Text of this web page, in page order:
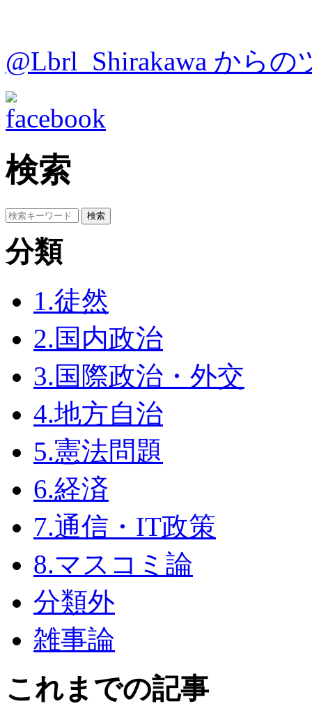
@Lbrl_Shirakawa からの
検索
分類
1.徒然
2.国内政治
3.国際政治・外交
4.地方自治
5.憲法問題
6.経済
7.通信・IT政策
8.マスコミ論
分類外
雑事論
これまでの記事